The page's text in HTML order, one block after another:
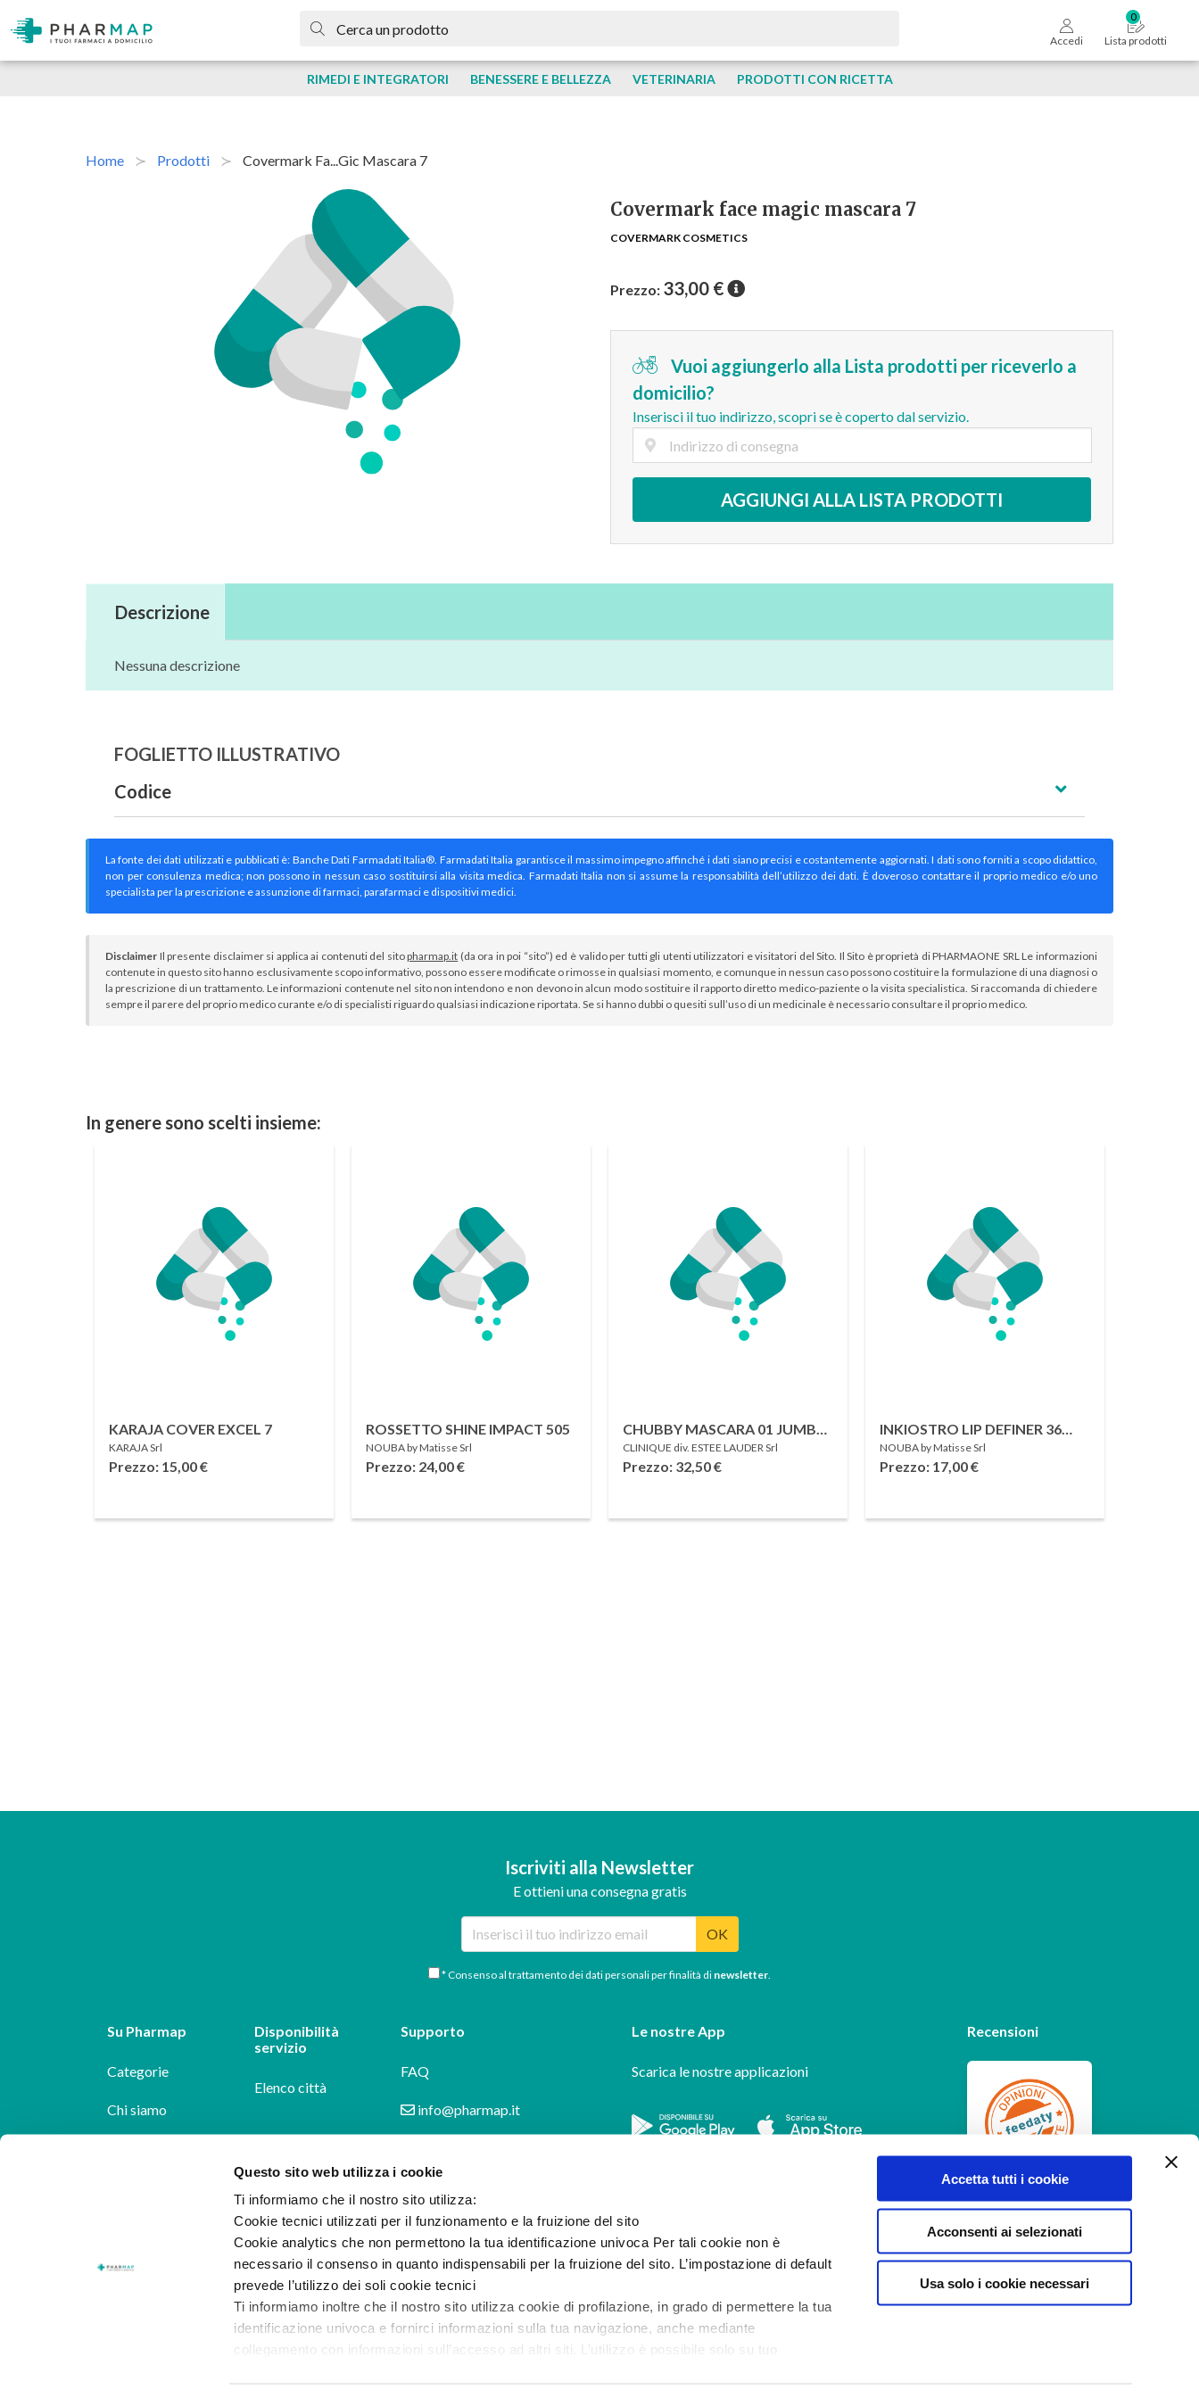
Questo sito web utilizza i cookie
Ti informiamo che il nostro sito utilizza:
Cookie tecnici utilizzati per il funzionamento e la fruizione del sito
Cookie analytics che non permettono la tua identificazione univoca Per tali cookie non è
necessario il consenso in quanto indispensabili per la fruizione del sito. L’impostazione di default
prevede l’utilizzo dei soli cookie tecnici
Ti informiamo inoltre che il nostro sito utilizza cookie di profilazione, in grado di permettere la tua
identificazione univoca e fornirci informazioni sulla tua navigazione, anche mediante
collegamento con informazioni sull’accesso ad altri siti. L’utilizzo è possibile solo su tuo
Accetta tutti i cookie
Acconsenti ai selezionati
Usa solo i cookie necessari
Accedi Lista prodotti
RIMEDI E INTEGRATORI BENESSERE E BELLEZZA VETERINARIA PRODOTTI CON RICETTA
Home Prodotti Covermark Fa...gic Mascara 7
Covermark face magic mascara 7
COVERMARK COSMETICS
Prezzo: 33,00 €
Vuoi aggiungerlo alla Lista prodotti per riceverlo a
domicilio?
Inserisci il tuo indirizzo, scopri se è coperto dal servizio.
AGGIUNGI ALLA LISTA PRODOTTI
Descrizione
Nessuna descrizione
FOGLIETTO ILLUSTRATIVO
Codice
La fonte dei dati utilizzati e pubblicati è: Banche Dati Farmadati Italia®. Farmadati Italia garantisce il massimo impegno affinché i dati siano precisi e costantemente aggiornati. I dati sono forniti a scopo didattico,
non per consulenza medica; non possono in nessun caso sostituirsi alla visita medica. Farmadati Italia non si assume la responsabilità dell’utilizzo dei dati. È doveroso contattare il proprio medico e/o uno
specialista per la prescrizione e assunzione di farmaci, parafarmaci e dispositivi medici.
Disclaimer Il presente disclaimer si applica ai contenuti del sitopharmap.it (da ora in poi “sito”) ed è valido per tutti gli utenti utilizzatori e visitatori del Sito. Il Sito è proprietà di PHARMAONE SRL Le informazioni
contenute in questo sito hanno esclusivamente scopo informativo, possono essere modificate o rimosse in qualsiasi momento, e comunque in nessun caso possono costituire la formulazione di una diagnosi o
la prescrizione di un trattamento. Le informazioni contenute nel sito non intendono e non devono in alcun modo sostituire il rapporto diretto medico-paziente o la visita specialistica. Si raccomanda di chiedere
sempre il parere del proprio medico curante e/o di specialisti riguardo qualsiasi indicazione riportata. Se si hanno dubbi o quesiti sull’uso di un medicinale è necessario consultare il proprio medico.
In genere sono scelti insieme:
KARAJA COVER EXCEL 7
KARAJA Srl
Prezzo: 15,00€
ROSSETTO SHINE IMPACT 505
NOUBA by Matisse Srl
Prezzo: 24,00€
CHUBBY MASCARA 01 JUMBO
JET
CLINIQUE div. ESTEE LAUDER Srl
Prezzo: 32,50€
INKIOSTRO LIP DEFINER 36
PLUM
NOUBA by Matisse Srl
Prezzo: 17,00€
Iscriviti alla Newsletter
E ottieni una consegna gratis
OK
* Consenso al trattamento dei dati personali per finalità di newsletter
Su Pharmap
Categorie
Chi siamo
Disponibilità
servizio
Elenco città
Supporto
FAQ
info@pharmap.it
Le nostre App
Scarica le nostre applicazioni
Recensioni
Feedaty4.7/5
-385